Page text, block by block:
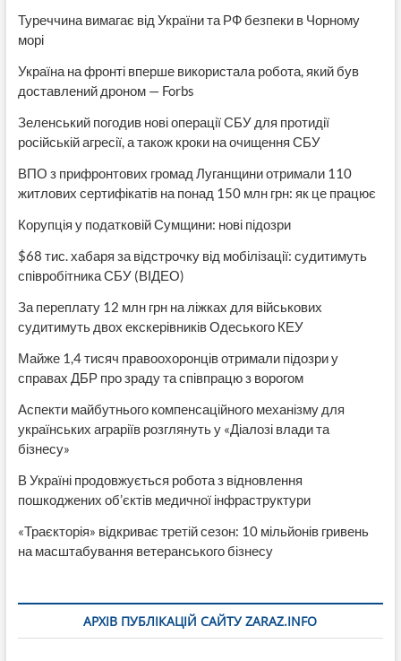
Туреччина вимагає від України та РФ безпеки в Чорному
морі
Україна на фронті вперше використала робота, який був
доставлений дроном — Forbs
Зеленський погодив нові операції СБУ для протидії
російській агресії, а також кроки на очищення СБУ
ВПО з прифронтових громад Луганщини отримали 110
житлових сертифікатів на понад 150 млн грн: як це працює
Корупція у податковій Сумщини: нові підозри
$68 тис. хабаря за відстрочку від мобілізації: судитимуть
співробітника СБУ (ВІДЕО)
За переплату 12 млн грн на ліжках для військових
судитимуть двох екскерівників Одеського КЕУ
Майже 1,4 тисяч правоохоронців отримали підозри у
справах ДБР про зраду та співпрацю з ворогом
Аспекти майбутнього компенсаційного механізму для
українських аграріїв розглянуть у «Діалозі влади та
бізнесу»
В Україні продовжується робота з відновлення
пошкоджених об’єктів медичної інфраструктури
«Траєкторія» відкриває третій сезон: 10 мільйонів гривень
на масштабування ветеранського бізнесу
АРХІВ ПУБЛІКАЦІЙ САЙТУ ZARAZ.INFO